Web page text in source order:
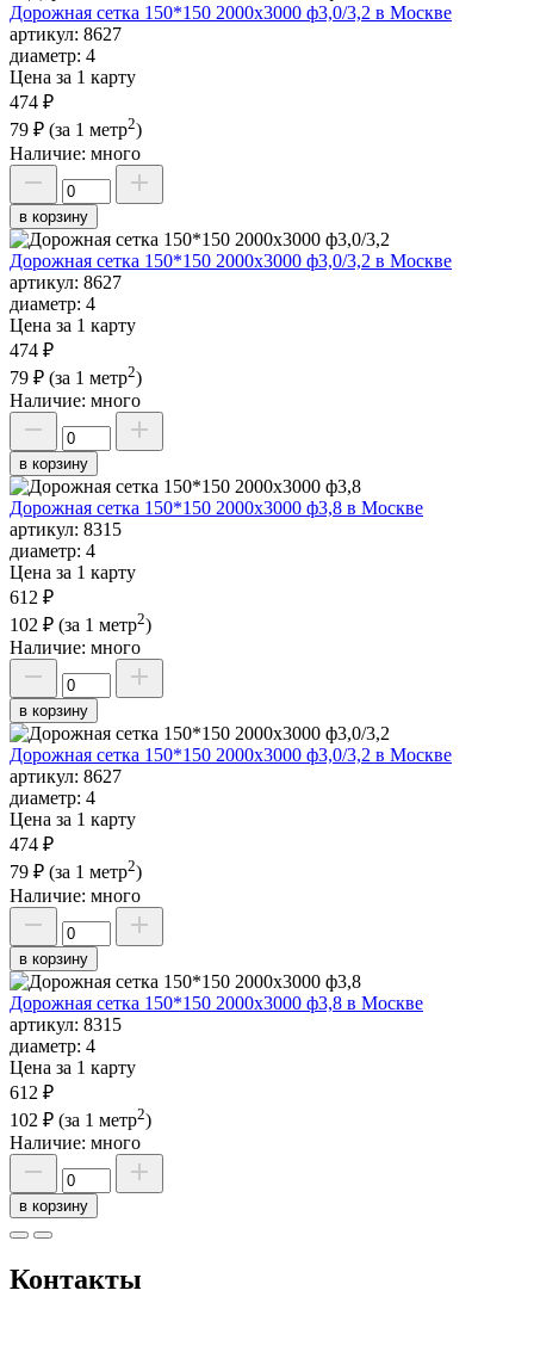
Дорожная сетка 150*150 2000х3000 ф3,0/3,2 в Москве
артикул: 8627
диаметр: 4
Цена за 1 карту
474 ₽
79 ₽ (за 1 метр2)
Наличие: много
в корзину
Дорожная сетка 150*150 2000х3000 ф3,0/3,2 в Москве
артикул: 8627
диаметр: 4
Цена за 1 карту
474 ₽
79 ₽ (за 1 метр2)
Наличие: много
в корзину
Дорожная сетка 150*150 2000х3000 ф3,8 в Москве
артикул: 8315
диаметр: 4
Цена за 1 карту
612 ₽
102 ₽ (за 1 метр2)
Наличие: много
в корзину
Дорожная сетка 150*150 2000х3000 ф3,0/3,2 в Москве
артикул: 8627
диаметр: 4
Цена за 1 карту
474 ₽
79 ₽ (за 1 метр2)
Наличие: много
в корзину
Дорожная сетка 150*150 2000х3000 ф3,8 в Москве
артикул: 8315
диаметр: 4
Цена за 1 карту
612 ₽
102 ₽ (за 1 метр2)
Наличие: много
в корзину
Контакты